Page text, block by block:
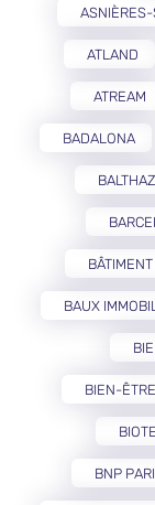
ATLAND
ATREAM
BADALONA
BAUX
BIEN-
BNP